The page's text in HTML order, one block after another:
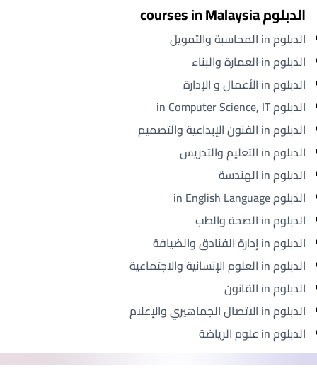
الدبلوم courses in Malaysia
الدبلوم in المحاسبة والتمويل
الدبلوم in العمارة والبناء
الدبلوم in الأعمال و الإدارة
الدبلوم in Computer Science, IT
الدبلوم in الفنون الإبداعية والتصميم
الدبلوم in التعليم والتدريس
الدبلوم in الهندسة
الدبلوم in English Language
الدبلوم in الصحة والطب
الدبلوم in إدارة الفنادق والضيافة
الدبلوم in العلوم الإنسانية والاجتماعية
الدبلوم in القانون
الدبلوم in الاتصال الجماهيري والإعلام
الدبلوم in علوم الرياضة